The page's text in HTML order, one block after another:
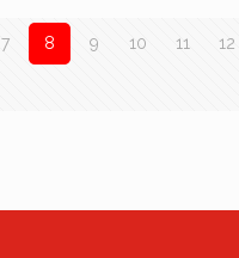
7 8 9 10 11 12